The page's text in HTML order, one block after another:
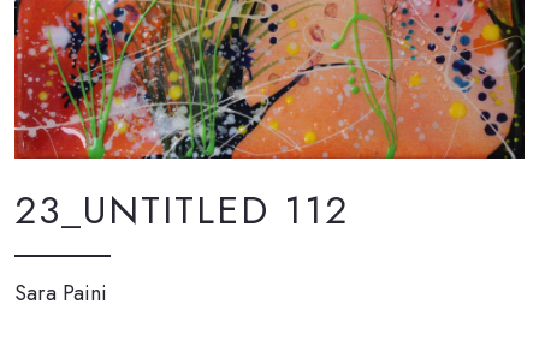
23_UNTITLED 112
Sara Paini